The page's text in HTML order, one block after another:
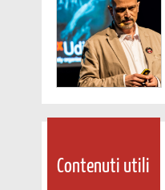
Contenuti utili